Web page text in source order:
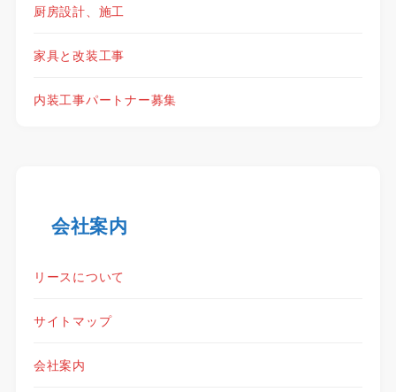
厨房設計、施工
家具と改装工事
内装工事パートナー募集
会社案内
リースについて
サイトマップ
会社案内